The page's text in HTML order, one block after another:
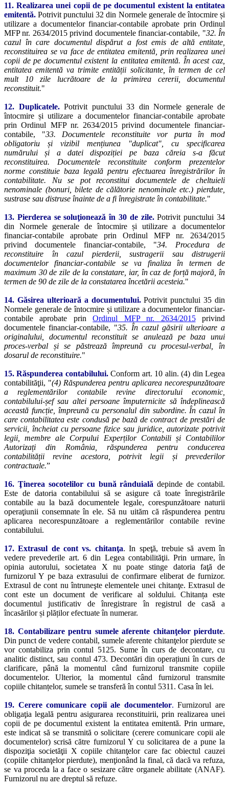
11. Realizarea unei copii de pe documentul existent la entitatea
emitentă.Potrivit punctului 32 din Normele generale de întocmire și
utilizare a documentelor financiar-contabile aprobate prin Ordinul
MFP nr. 2634/2015 privind documentele financiar-contabile, "32. În
cazul în care documentul dispărut a fost emis de altă entitate,
reconstituirea se va face de entitatea emitentă, prin realizarea unei
copii de pe documentul existent la entitatea emitentă. În acest caz,
entitatea emitentă va trimite entității solicitante, în termen de cel
mult 10 zile lucrătoare de la primirea cererii, documentul
reconstituit."
12. Duplicatele. Potrivit punctului 33 din Normele generale de
întocmire și utilizare a documentelor financiar-contabile aprobate
prin Ordinul MFP nr. 2634/2015 privind documentele financiar-
contabile, "33. Documentele reconstituite vor purta în mod
obligatoriu și vizibil mențiunea "duplicat", cu specificarea
numărului și a datei dispoziției pe baza căreia s-a făcut
reconstituirea. Documentele reconstituite conform prezentelor
norme constituie baza legală pentru efectuarea înregistrărilor în
contabilitate. Nu se pot reconstitui documentele de cheltuieli
nenominale (bonuri, bilete de călătorie nenominale etc.) pierdute,
sustrase sau distruse înainte de a fi înregistrate în contabilitate."
13. Pierderea se soluţionează în 30 de zile.Potrivit punctului 34
din Normele generale de întocmire și utilizare a documentelor
financiar-contabile aprobate prin Ordinul MFP nr. 2634/2015
privind documentele financiar-contabile, "34. Procedura de
reconstituire în cazul pierderii, sustragerii sau distrugerii
documentelor financiar-contabile se va finaliza în termen de
maximum 30 de zile de la constatare, iar, în caz de forță majoră, în
termen de 90 de zile de la constatarea încetării acesteia."
14. Găsirea ulterioară a documentului. Potrivit punctului 35 din
Normele generale de întocmire și utilizare a documentelor financiar-
contabile aprobate prinOrdinul MFP nr. 2634/2015privind
documentele financiar-contabile, "35. În cazul găsirii ulterioare a
originalului, documentul reconstituit se anulează pe baza unui
proces-verbal și se păstrează împreună cu procesul-verbal, în
dosarul de reconstituire."
15. Răspunderea contabilului.Conform art. 10 alin. (4) din Legea
contabilităţii, "(4) Răspunderea pentru aplicarea necorespunzătoare
a reglementărilor contabile revine directorului economic,
contabilului-șef sau altei persoane împuternicite să îndeplinească
această funcție, împreună cu personalul din subordine. În cazul în
care contabilitatea este condusă pe bază de contract de prestări de
servicii, încheiat cu persoane fizice sau juridice, autorizate potrivit
legii, membre ale Corpului Experților Contabili și Contabililor
Autorizați din România, răspunderea pentru conducerea
contabilității revine acestora, potrivit legii și prevederilor
contractuale.”
16. Ţinerea socotelilor cu bună rânduială depinde de contabil.
Este de datoria contabilului să se asigure că toate înregistrările
contabile au la bază documentele legale, corespunzătoare naturii
operaţiunii consemnate în ele. Să nu uităm că răspunderea pentru
aplicarea necorespunzătoare a reglementărilor contabile revine
contabilului.
17. Extrasul de cont vs. chitanţa. In speţă, trebuie să avem în
vedere prevederile art. 6 din Legea contabilităţii. Prin urmare, în
opinia autorului, societatea X nu poate stinge datoria faţă de
furnizorul Y pe baza extrasului de confirmare eliberat de furnizor.
Extrasul de cont nu întruneşte elementele unei chitanţe. Extrasul de
cont este un document de verificare al soldului. Chitanța este
documentul justificativ de înregistrare în registrul de casă a
încasărilor și plăților efectuate în numerar.
18. Contabilizare pentru sumele aferente chitanţelor pierdute.
Din punct de vedere contabil, sumele aferente chitanţelor pierdute se
vor contabiliza prin contul 5125. Sume în curs de decontare, cu
analitic distinct, sau contul 473. Decontări din operațiuni în curs de
clarificare, până la momentul când furnizorul transmite copiile
documentelor. Ulterior, la momentul când furnizorul transmite
copiile chitanțelor, sumele se transferă în contul 5311. Casa în lei.
19. Cerere comunicare copii ale documentelor. Furnizorul are
obligaţia legală pentru asigurarea reconstituirii, prin realizarea unei
copii de pe documentul existent la entitatea emitentă. Prin urmare,
este indicat să se transmită o solicitare (cerere comunicare copii ale
documentelor) scrisă către furnizorul Y cu solicitarea de a pune la
dispoziţia societăţii X copiile chitanţelor care fac obiectul cauzei
(copiile chitanţelor pierdute), menţionând la final, că dacă va refuza,
se va proceda la a face o sesizare către organele abilitate (ANAF).
Furnizorul nu are dreptul să refuze.